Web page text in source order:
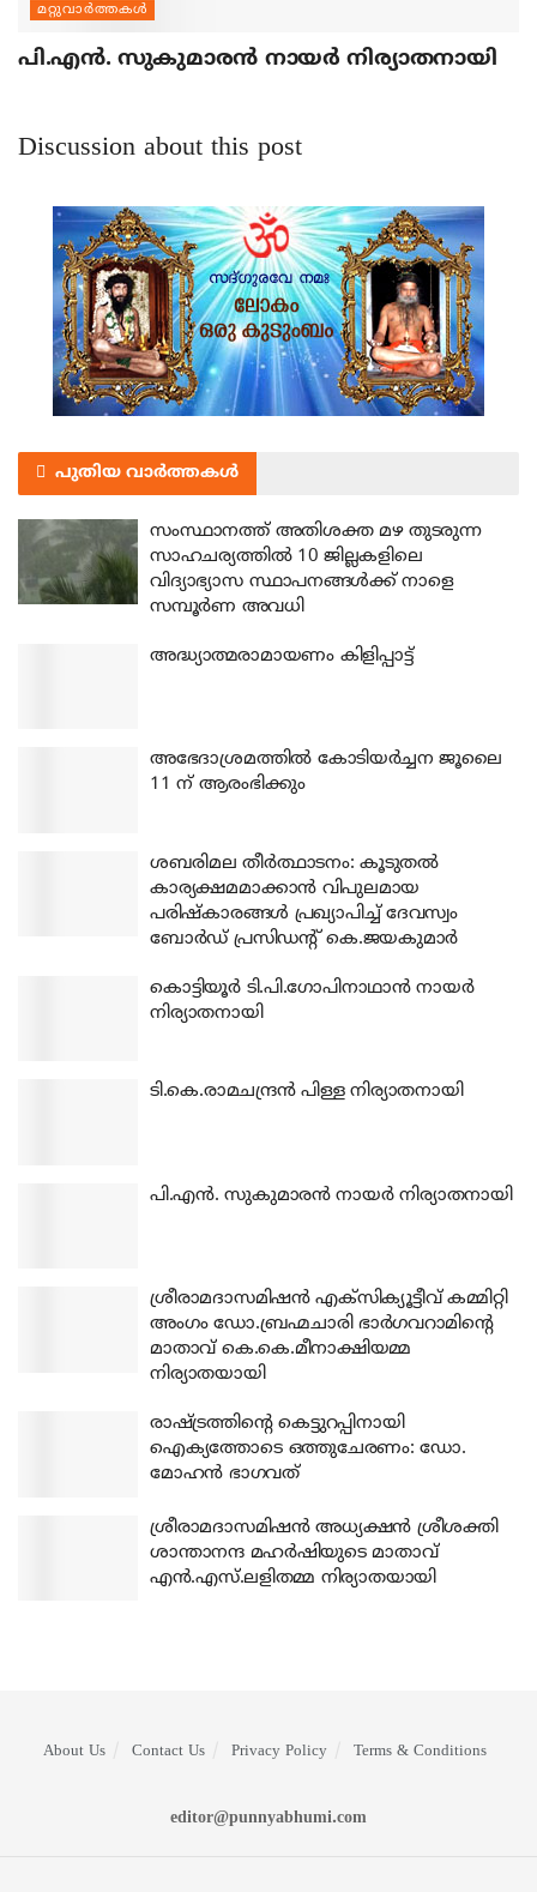
മറ്റുവാര്‍ത്തകള്‍
പി.എന്‍. സുകുമാരന്‍ നായര്‍ നിര്യാതനായി
Discussion about this post
പുതിയ വാർത്തകൾ
സംസ്ഥാനത്ത് അതിശക്ത മഴ തുടരുന്ന
സാഹചര്യത്തിൽ 10 ജില്ലകളിലെ
വിദ്യാഭ്യാസ സ്ഥാപനങ്ങൾക്ക് നാളെ
സമ്പൂർണ അവധി
അദ്ധ്യാത്മരാമായണം കിളിപ്പാട്ട്
അഭേദാശ്രമത്തില്‍ കോടിയര്‍ച്ചന ജൂലൈ
11 ന് ആരംഭിക്കും
ശബരിമല തീര്‍ത്ഥാടനം: കൂടുതല്‍
കാര്യക്ഷമമാക്കാന്‍ വിപുലമായ
പരിഷ്‌കാരങ്ങള്‍ പ്രഖ്യാപിച്ച് ദേവസ്വം
ബോര്‍ഡ് പ്രസിഡന്റ് കെ.ജയകുമാര്‍
കൊട്ടിയൂര്‍ ടി.പി.ഗോപിനാഥാന്‍ നായര്‍
നിര്യാതനായി
ടി.കെ.രാമചന്ദ്രന്‍ പിള്ള നിര്യാതനായി
പി.എന്‍. സുകുമാരന്‍ നായര്‍ നിര്യാതനായി
ശ്രീരാമദാസമിഷന്‍ എക്‌സിക്യൂട്ടീവ് കമ്മിറ്റി
അംഗം ഡോ.ബ്രഹ്മചാരി ഭാര്‍ഗവറാമിന്റെ
മാതാവ് കെ.കെ.മീനാക്ഷിയമ്മ
നിര്യാതയായി
രാഷ്ട്രത്തിന്റെ കെട്ടുറപ്പിനായി
ഐക്യത്തോടെ ഒത്തുചേരണം: ഡോ.
മോഹന്‍ ഭാഗവത്
ശ്രീരാമദാസമിഷന്‍ അധ്യക്ഷന്‍ ശ്രീശക്തി
ശാന്താനന്ദ മഹര്‍ഷിയുടെ മാതാവ്
എന്‍.എസ്.ലളിതമ്മ നിര്യാതയായി
About Us Contact Us Privacy Policy Terms & Conditions
editor@punnyabhumi.com